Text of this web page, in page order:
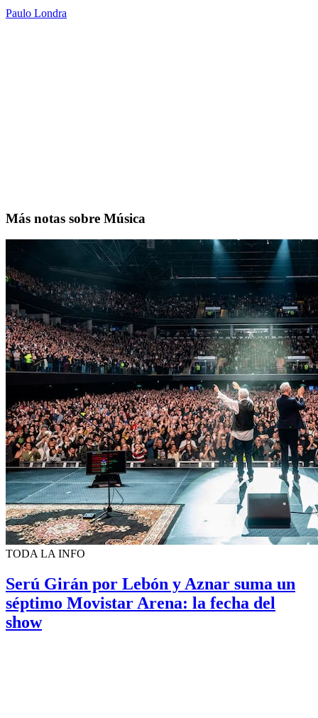
Paulo Londra
Más notas sobre Música
TODA LA INFO
Serú Girán por Lebón y Aznar suma un
séptimo Movistar Arena: la fecha del
show